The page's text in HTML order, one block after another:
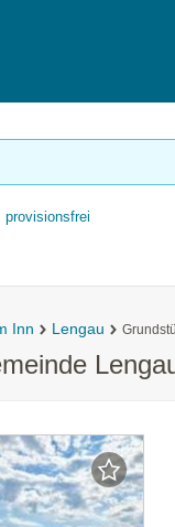
provisionsfrei
Inn Lengau